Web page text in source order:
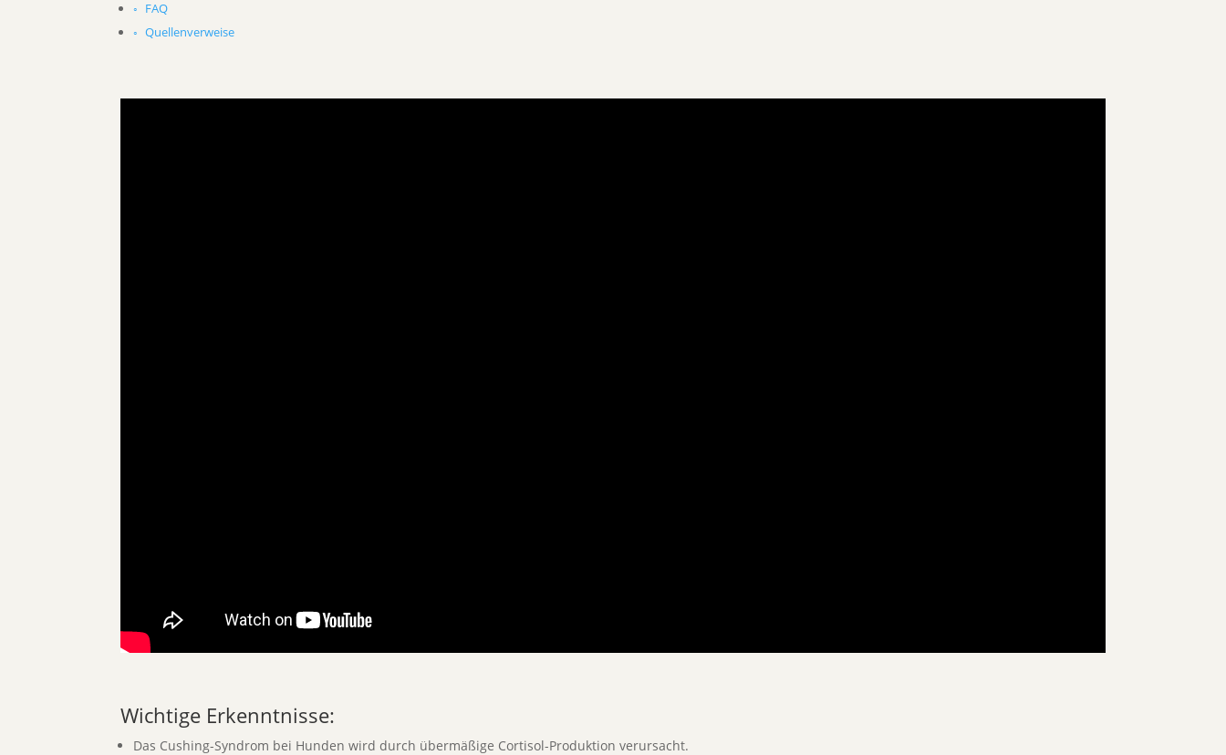
FAQ
Quellenverweise
Wichtige Erkenntnisse:
Das Cushing-Syndrom bei Hunden wird durch übermäßige Cortisol-Produktion verursacht.